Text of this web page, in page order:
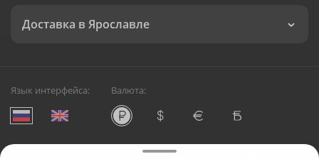
Доставка в Ярославле
Язык интерфейса: Валюта:
Служба круглосуточной доставки цветов в Ярославле